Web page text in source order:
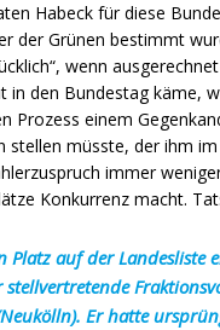
Habeck für diese
der Grünen bestimmt
wenn
in den Bundestag käme,
Prozess einem
stellen müsste, der ihm
immer
Konkurrenz macht.
Platz auf der Landesliste
stellvertretende
Er hatte